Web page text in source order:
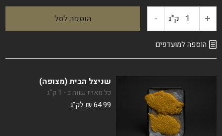
+ כמות
של
ק"ג - הוספה לסל
הוספה למועדפים
שניצל הבית (מצופה)
כל מארז שווה כ - 1 ק"ג
₪64.99 לק"ג